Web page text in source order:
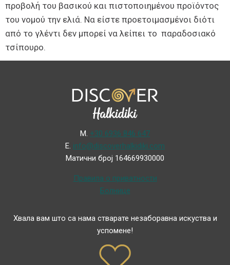
προβολή του βασικού και πιστοποιημένου προϊόντος
του νομού την ελιά. Να είστε προετοιμασμένοι διότι
από το γλέντι δεν μπορεί να λείπει το παραδοσιακό
τσίπουρο.
Μ. +30 6936 846 647
Ε. info@discoverhalkidiki.com
Матични број 164669930000
Правила о приватности
Болнице
Хвала вам што са нама стварате незаборавна искуства и
успомене!